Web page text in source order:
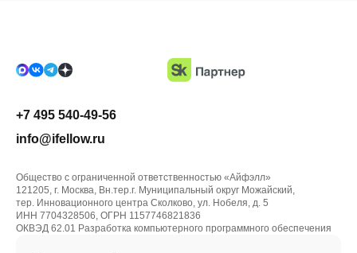
+7 495 540-49-56
info@ifellow.ru
Общество с ограниченной ответственностью «Айфэлл»
121205, г. Москва, Вн.тер.г. Муниципальный округ Можайский,
тер. Инновационного центра Сколково, ул. Нобеля, д. 5
ИНН 7704328506, ОГРН 1157746821836
ОКВЭД 62.01 Разработка компьютерного программного обеспечения